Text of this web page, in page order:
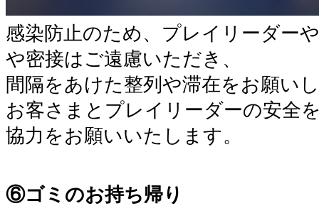
感染防止のため、プレイリーダー
や密接はご遠慮いただき、
間隔をあけた整列や滞在をお願い
お客さまとプレイリーダーの安全
協力をお願いいたします。
⑥ゴミのお持ち帰り